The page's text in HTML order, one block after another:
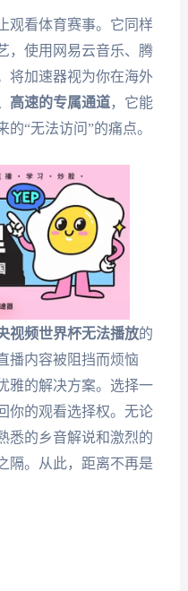
观看体育赛事。它同样
，使用网易云音乐、腾
将加速器视为你在海外
高速的专属通道，它能
“无法访问”的痛点。
视频世界杯无法播放的
播内容被阻挡而烦恼
雅的解决方案。选择一
你的观看选择权。无论
悉的乡音解说和激烈的
隔。从此，距离不再是